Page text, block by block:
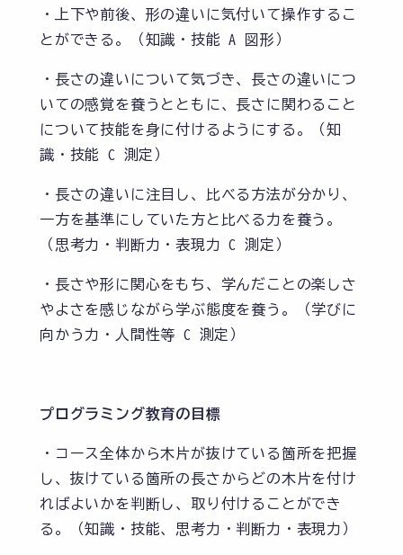
・上下や前後、形の違いに気付いて操作するこ
とができる。（知識・技能 A 図形）
・長さの違いについて気づき、長さの違いにつ
いての感覚を養うとともに、長さに関わること
について技能を身に付けるようにする。（知
識・技能 C 測定）
・長さの違いに注目し、比べる方法が分かり、
一方を基準にしていた方と比べる力を養う。
（思考力・判断力・表現力 C 測定）
・長さや形に関心をもち、学んだことの楽しさ
やよさを感じながら学ぶ態度を養う。（学びに
向かう力・人間性等 C 測定）
プログラミング教育の目標
・コース全体から木片が抜けている箇所を把握
し、抜けている箇所の長さからどの木片を付け
ればよいかを判断し、取り付けることができ
る。（知識・技能、思考力・判断力・表現力）